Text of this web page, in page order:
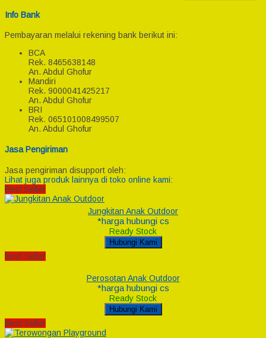
Info Bank
Pembayaran melalui rekening bank berikut ini:
BCA
Rek. 8465638148
An. Abdul Ghofur
Mandiri
Rek. 9000041425217
An. Abdul Ghofur
BRI
Rek. 065101008499507
An. Abdul Ghofur
Jasa Pengiriman
Jasa pengiriman disupport oleh:
Lihat juga produk lainnya di toko online kami:
Best Seller
Jungkitan Anak Outdoor
*harga hubungi cs
Ready Stock
Hubungi Kami
Best Seller
Perosotan Anak Outdoor
*harga hubungi cs
Ready Stock
Hubungi Kami
Best Seller